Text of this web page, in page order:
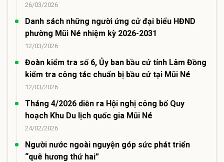
26/03/2026
Danh sách những người ứng cử đại biểu HĐND
phường Mũi Né nhiệm kỳ 2026-2031
12/03/2026
Đoàn kiểm tra số 6, Ủy ban bầu cử tỉnh Lâm Đồng
kiểm tra công tác chuẩn bị bầu cử tại Mũi Né
12/03/2026
Tháng 4/2026 diễn ra Hội nghị công bố Quy
hoạch Khu Du lịch quốc gia Mũi Né
24/02/2026
Người nước ngoài nguyện góp sức phát triển
“quê hương thứ hai”